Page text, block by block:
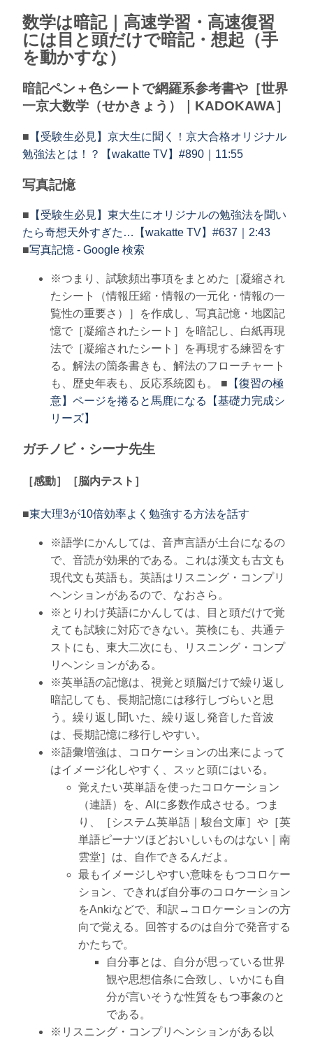
数学は暗記｜高速学習・高速復習
には目と頭だけで暗記・想起（手
を動かすな）
暗記ペン＋色シートで網羅系参考書や［世界
一京大数学（せかきょう）｜KADOKAWA］
■ 【受験生必見】京大生に聞く！京大合格オリジナル
勉強法とは！？【wakatte TV】#890｜11:55
写真記憶
■ 【受験生必見】東大生にオリジナルの勉強法を聞い
たら奇想天外すぎた…【wakatte TV】#637｜2:43
■写真記憶 - Google 検索
※つまり、試験頻出事項をまとめた［凝縮され
たシート（情報圧縮・情報の一元化・情報の一
覧性の重要さ）］を作成し、写真記憶・地図記
憶で［凝縮されたシート］を暗記し、白紙再現
法で［凝縮されたシート］を再現する練習をす
る。解法の箇条書きも、解法のフローチャート
も、歴史年表も、反応系統図も。 ■ 【復習の極
意】ページを捲ると馬鹿になる【基礎力完成シ
リーズ】
ガチノビ・シーナ先生
［感動］［脳内テスト］
■東大理3が10倍効率よく勉強する方法を話す
※語学にかんしては、音声言語が土台になるの
で、音読が効果的である。これは漢文も古文も
現代文も英語も。英語はリスニング・コンプリ
ヘンションがあるので、なおさら。
※とりわけ英語にかんしては、目と頭だけで覚
えても試験に対応できない。英検にも、共通テ
ストにも、東大二次にも、リスニング・コンプ
リヘンションがある。
※英単語の記憶は、視覚と頭脳だけで繰り返し
暗記しても、長期記憶には移行しづらいと思
う。繰り返し聞いた、繰り返し発音した音波
は、長期記憶に移行しやすい。
※語彙増強は、コロケーションの出来によって
はイメージ化しやすく、スッと頭にはいる。
覚えたい英単語を使ったコロケーション
（連語）を、AIに多数作成させる。つま
り、［システム英単語｜駿台文庫］や［英
単語ピーナツほどおいしいものはない｜南
雲堂］は、自作できるんだよ。
最もイメージしやすい意味をもつコロケー
ション、できれば自分事のコロケーション
をAnkiなどで、和訳→コロケーションの方
向で覚える。回答するのは自分で発音する
かたちで。
自分事とは、自分が思っている世界
観や思想信条に合致し、いかにも自
分が言いそうな性質をもつ事象のと
である。
※リスニング・コンプリヘンションがある以